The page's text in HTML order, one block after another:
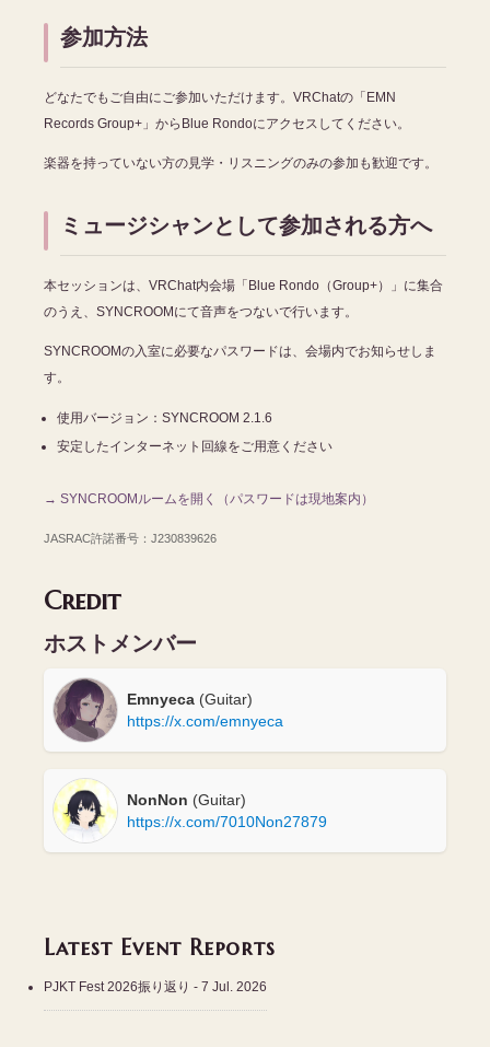
参加方法
どなたでもご自由にご参加いただけます。VRChatの「EMN
Records Group+」からBlue Rondoにアクセスしてください。
楽器を持っていない方の見学・リスニングのみの参加も歓迎です。
ミュージシャンとして参加される方へ
本セッションは、VRChat内会場「Blue Rondo（Group+）」に集合
のうえ、SYNCROOMにて音声をつないで行います。
SYNCROOMの入室に必要なパスワードは、会場内でお知らせしま
す。
使用バージョン：SYNCROOM 2.1.6
安定したインターネット回線をご用意ください
→ SYNCROOMルームを開く（パスワードは現地案内）
JASRAC許諾番号：J230839626
Credit
ホストメンバー
Emnyeca (Guitar)
https://x.com/emnyeca
NonNon (Guitar)
https://x.com/7010Non27879
Latest Event Reports
PJKT Fest 2026振り返り - 7 Jul. 2026